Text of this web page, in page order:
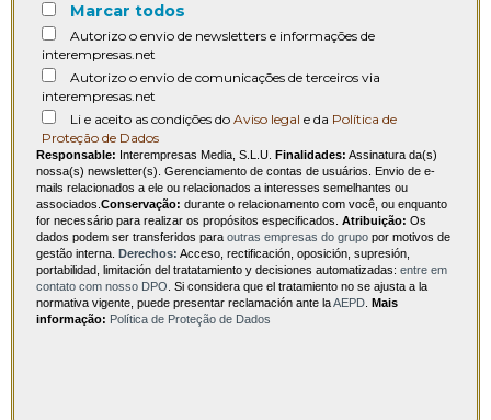
Marcar todos
Autorizo o envio de newsletters e informações de
interempresas.net
Autorizo o envio de comunicações de terceiros via
interempresas.net
Li e aceito as condições do Aviso legal e da Política de
Proteção de Dados
Responsable: Interempresas Media, S.L.U. Finalidades: Assinatura da(s)
nossa(s) newsletter(s). Gerenciamento de contas de usuários. Envio de e-
mails relacionados a ele ou relacionados a interesses semelhantes ou
associados. Conservação: durante o relacionamento com você, ou enquanto
for necessário para realizar os propósitos especificados. Atribuição: Os
dados podem ser transferidos para outras empresas do grupo por motivos de
gestão interna. Derechos: Acceso, rectificación, oposición, supresión,
portabilidad, limitación del tratatamiento y decisiones automatizadas: entre em
contato com nosso DPO . Si considera que el tratamiento no se ajusta a la
normativa vigente, puede presentar reclamación ante laAEPD Mais
informação: Política de Proteção de Dados